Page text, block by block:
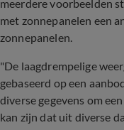
meerdere voorbeelden
met zonnepanelen een
zonnepanelen.
"De laagdrempelige
gebaseerd op een
diverse gegevens om
kan zijn dat uit diverse